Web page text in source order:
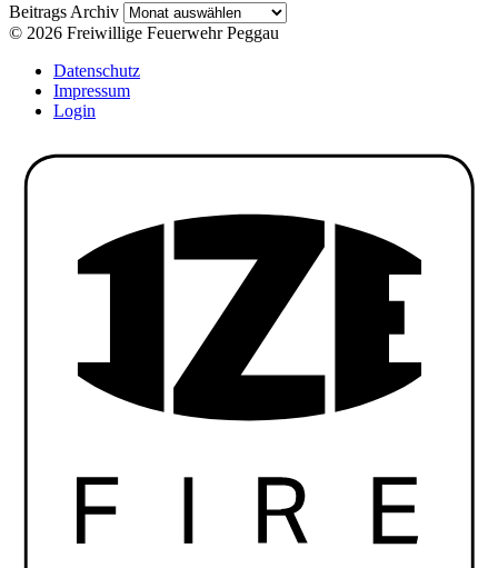
Beitrags Archiv Beitrags
Archiv
© 2026 Freiwillige Feuerwehr Peggau
Datenschutz
Impressum
Login